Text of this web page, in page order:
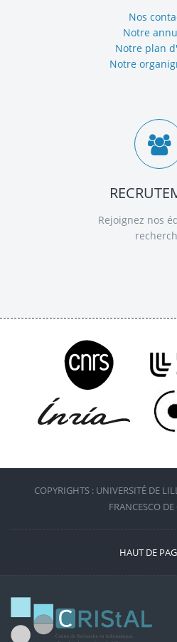
Nos
Notre
Notre plan
Notre
Rejoignez nos
COPYRIGHTS : UNIVERSITÉ DE
FRANCESCO
HAUT DE